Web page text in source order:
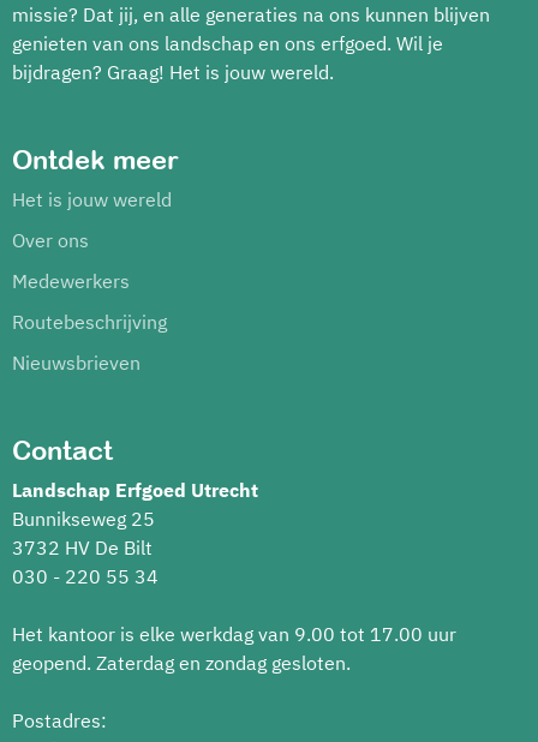
missie? Dat jij, en alle generaties na ons kunnen blijven
genieten van ons landschap en ons erfgoed. Wil je
bijdragen? Graag! Het is jouw wereld.
Ontdek meer
Het is jouw wereld
Over ons
Medewerkers
Routebeschrijving
Nieuwsbrieven
Contact
Landschap Erfgoed Utrecht
Bunnikseweg 25
3732 HV De Bilt
030 - 220 55 34
Het kantoor is elke werkdag van 9.00 tot 17.00 uur
geopend. Zaterdag en zondag gesloten.
Postadres: